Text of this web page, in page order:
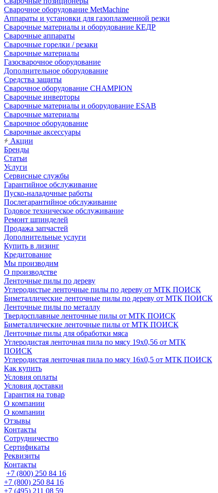
Сварочное оборудование MetMachine
Аппараты и установки для газоплазменной резки
Сварочные материалы и оборудование КЕДР
Сварочные аппараты
Сварочные горелки / резаки
Сварочные материалы
Газосварочное оборудование
Дополнительное оборудование
Средства защиты
Сварочное оборудование CHAMPION
Сварочные инверторы
Сварочные материалы и оборудование ESAB
Сварочные материалы
Сварочное оборудование
Сварочные аксессуары
Акции
Бренды
Статьи
Услуги
Сервисные службы
Гарантийное обслуживание
Пуско-наладочные работы
Послегарантийное обслуживание
Годовое техническое обслуживание
Ремонт шпинделей
Продажа запчастей
Дополнительные услуги
Купить в лизинг
Кредитование
Мы производим
О производстве
Ленточные пилы по дереву
Углеродистые ленточные пилы по дереву от МТК ПОИСК
Биметаллические ленточные пилы по дереву от МТК ПОИСК
Ленточные пилы по металлу
Твердосплавные ленточные пилы от МТК ПОИСК
Биметаллические ленточные пилы от МТК ПОИСК
Ленточные пилы для обработки мяса
Углеродистая ленточная пила по мясу 19х0,56 от МТК
ПОИСК
Углеродистая ленточная пила по мясу 16х0,5 от МТК ПОИСК
Как купить
Условия оплаты
Условия доставки
Гарантия на товар
О компании
О компании
Отзывы
Контакты
Сотрудничество
Сертификаты
Реквизиты
Контакты
+7 (800) 250 84 16
+7 (800) 250 84 16
+7 (495) 211 08 59